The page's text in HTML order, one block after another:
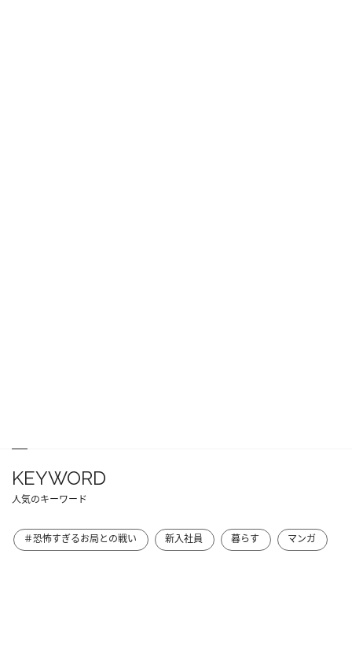
KEYWORD
人気のキーワード
＃恐怖すぎるお局との戦い 新入社員 暮らす マンガ